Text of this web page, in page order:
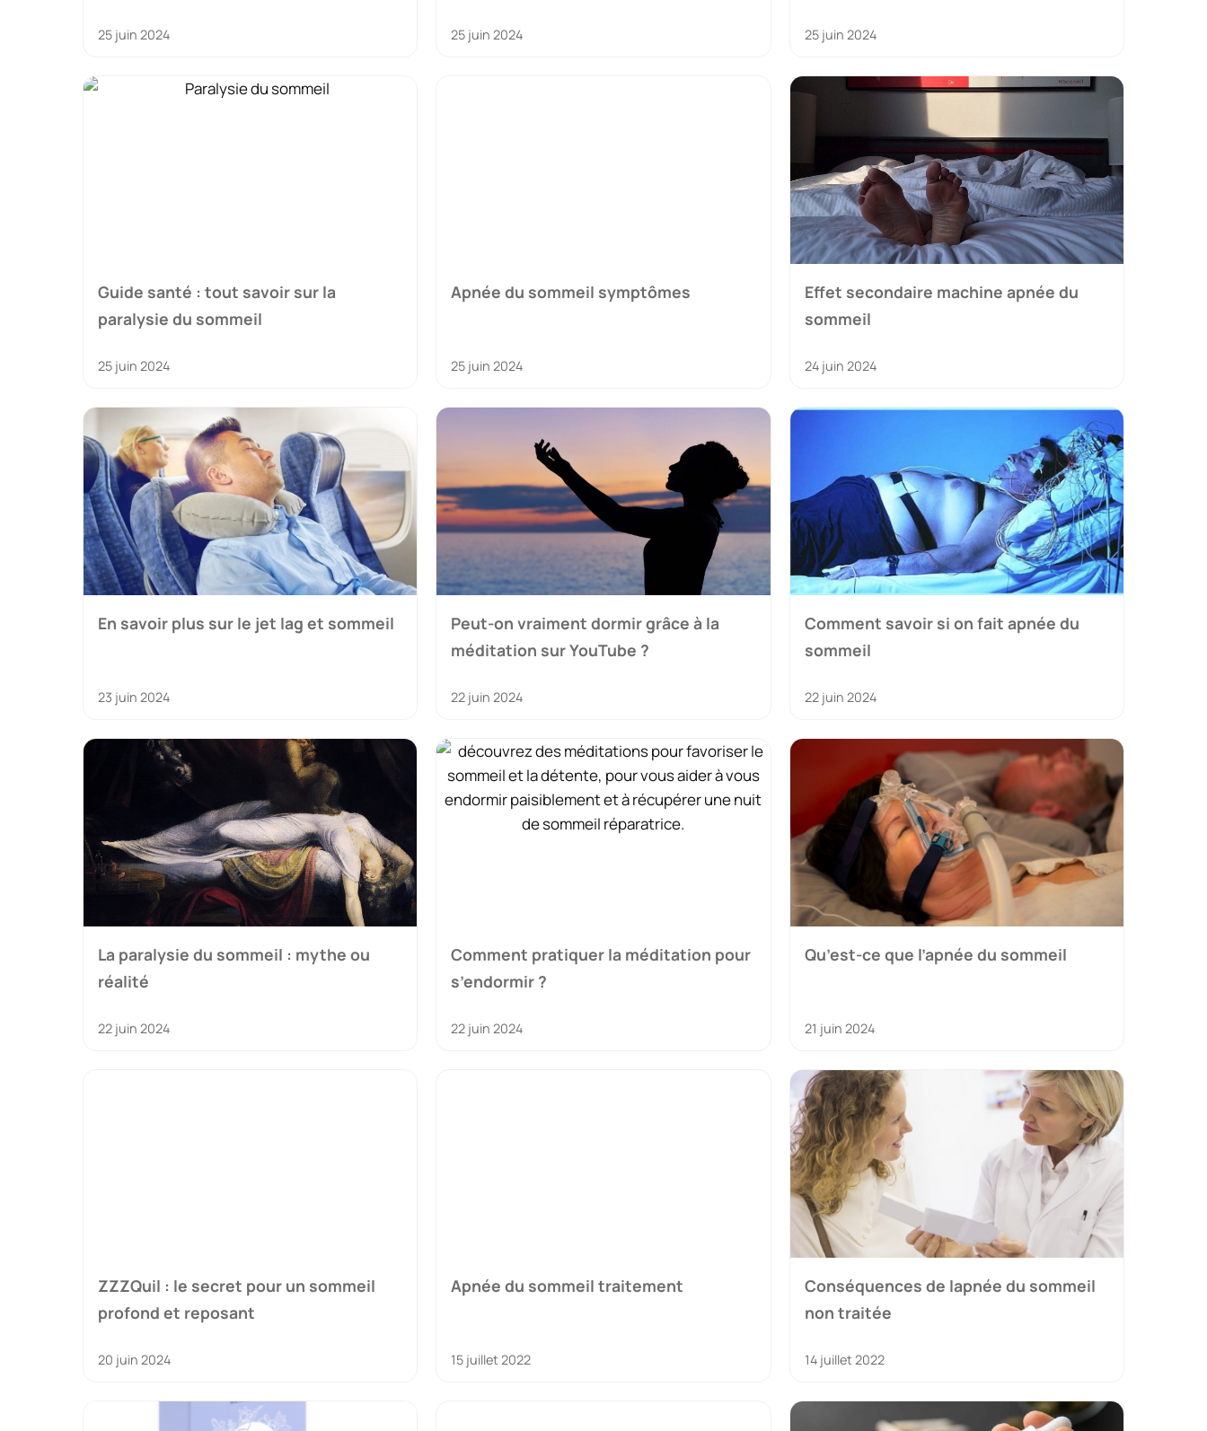
25 juin 2024 25 juin 2024 25 juin 2024
Guide santé : tout savoir sur la
paralysie du sommeil
25 juin 2024
Apnée du sommeil symptômes
25 juin 2024
Effet secondaire machine apnée du
sommeil
24 juin 2024
En savoir plus sur le jet lag et sommeil
23 juin 2024
Peut-on vraiment dormir grâce à la
méditation sur YouTube ?
22 juin 2024
Comment savoir si on fait apnée du
sommeil
22 juin 2024
La paralysie du sommeil : mythe ou
réalité
22 juin 2024
Comment pratiquer la méditation pour
s’endormir ?
22 juin 2024
Qu’est-ce que l’apnée du sommeil
21 juin 2024
ZZZQuil : le secret pour un sommeil
profond et reposant
20 juin 2024
Apnée du sommeil traitement
15 juillet 2022
Conséquences de lapnée du sommeil
non traitée
14 juillet 2022